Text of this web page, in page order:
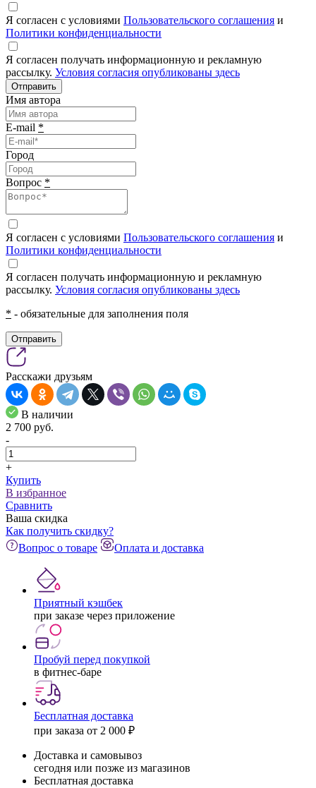
Я согласен с условиями Пользовательского соглашения и
Политики конфиденциальности
Я согласен получать информационную и рекламную
рассылку. Условия согласия опубликованы здесь
Отправить
Имя автора
E-mail *
Город
Вопрос *
Я согласен с условиями Пользовательского соглашения и
Политики конфиденциальности
Я согласен получать информационную и рекламную
рассылку. Условия согласия опубликованы здесь
* - обязательные для заполнения поля
Отправить
Расскажи друзьям
В наличии
2 700 pуб.
-
+
Купить
В избранное
Сравнить
Ваша скидка
Как получить скидку?
Вопрос о товаре
Оплата и доставка
Приятный кэшбек
при заказе через приложение
Пробуй перед покупкой
в фитнес-баре
Бесплатная доставка
при заказа от 2 000 ₽
Доставка и самовывоз
сегодня или позже из магазинов
Бесплатная доставка